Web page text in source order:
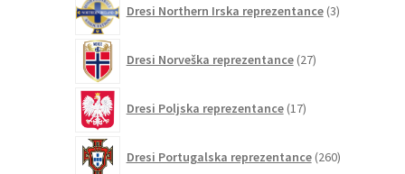
Dresi Northern Irska reprezentance 3izdelki
Dresi Norveška reprezentance 27izdelkov
Dresi Poljska reprezentance 17izdelkov
Dresi Portugalska reprezentance 260izdelkov